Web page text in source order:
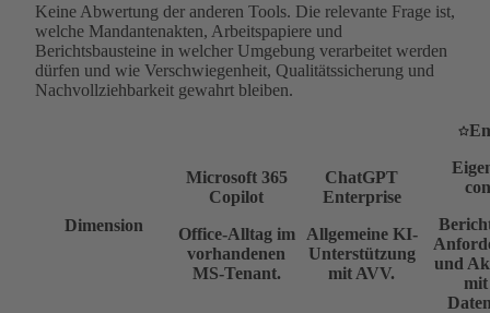
Keine Abwertung der anderen Tools. Die relevante Frage ist,
welche Mandantenakten, Arbeitspapiere und
Berichtsbausteine in welcher Umgebung verarbeitet werden
dürfen und wie Verschwiegenheit, Qualitätssicherung und
Nachvollziehbarkeit gewahrt bleiben.
Dimension
Microsoft 365
Copilot
Office-Alltag im
vorhandenen
MS-Tenant.
ChatGPT
Enterprise
Allgemeine KI-
Unterstützung
mit AVV.
und
mit